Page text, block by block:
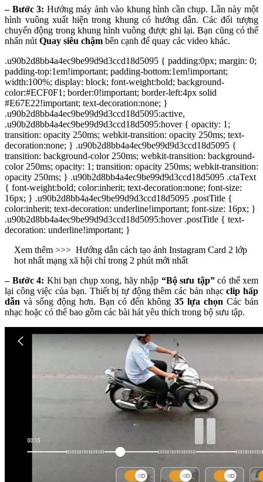
– Bước 3: Hướng máy ảnh vào khung hình cần chụp. Lần này một
hình vuông xuất hiện trong khung có hướng dẫn. Các đối tượng
chuyển động trong khung hình vuông được ghi lại. Bạn cũng có thể
nhấn nút Quay siêu chậm bên cạnh để quay các video khác.
.u90b2d8bb4a4ec9be99d9d3ccd18d5095 { padding:0px; margin: 0;
padding-top:1em!important; padding-bottom:1em!important;
width:100%; display: block; font-weight:bold; background-
color:#ECF0F1; border:0!important; border-left:4px solid
#E67E22!important; text-decoration:none; }
.u90b2d8bb4a4ec9be99d9d3ccd18d5095:active,
.u90b2d8bb4a4ec9be99d9d3ccd18d5095:hover { opacity: 1;
transition: opacity 250ms; webkit-transition: opacity 250ms; text-
decoration:none; } .u90b2d8bb4a4ec9be99d9d3ccd18d5095 {
transition: background-color 250ms; webkit-transition: background-
color 250ms; opacity: 1; transition: opacity 250ms; webkit-transition:
opacity 250ms; } .u90b2d8bb4a4ec9be99d9d3ccd18d5095 .ctaText
{ font-weight:bold; color:inherit; text-decoration:none; font-size:
16px; } .u90b2d8bb4a4ec9be99d9d3ccd18d5095 .postTitle {
color:inherit; text-decoration: underline!important; font-size: 16px; }
.u90b2d8bb4a4ec9be99d9d3ccd18d5095:hover .postTitle { text-
decoration: underline!important; }
Xem thêm >>> Hướng dẫn cách tạo ảnh Instagram Card 2 lớp
hot nhất mạng xã hội chỉ trong 2 phút mới nhất
– Bước 4: Khi bạn chụp xong, hãy nhập “Bộ sưu tập”có thể xem
lại công việc của bạn. Thiết bị tự động thêm các bản nhạcclip hấp
dẫn và sống động hơn. Bạn có đến không 35 lựa chọn Các bản
nhạc hoặc có thể bao gồm các bài hát yêu thích trong bộ sưu tập.